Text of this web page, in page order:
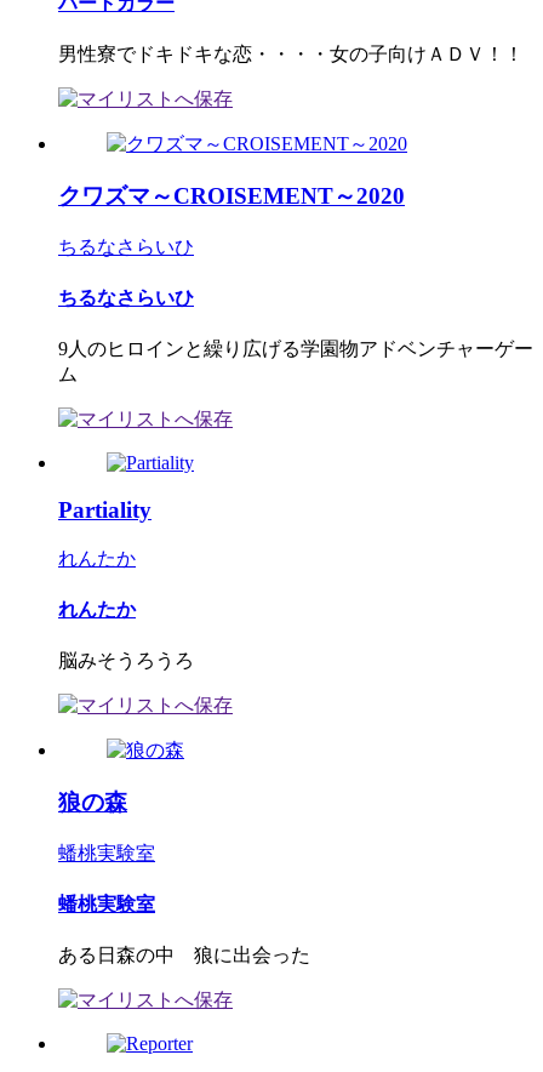
男性寮でドキドキな恋・・・・女の子向けＡＤＶ！！
クワズマ～CROISEMENT～2020
ちるなさらいひ
ちるなさらいひ
9人のヒロインと繰り広げる学園物アドベンチャーゲー
ム
Partiality
れんたか
れんたか
脳みそうろうろ
狼の森
蟠桃実験室
蟠桃実験室
ある日森の中 狼に出会った